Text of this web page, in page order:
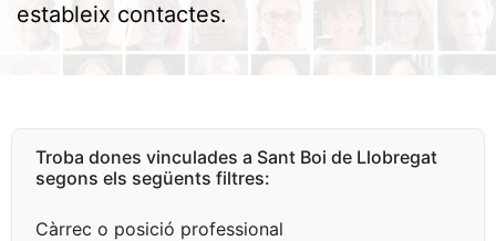
estableix contactes.
Troba dones vinculades a Sant Boi de Llobregat
segons els següents filtres:
Càrrec o posició professional